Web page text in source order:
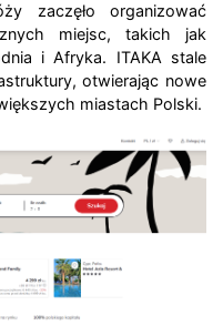
zaczęło organizować
miejsc, takich jak
i Afryka. ITAKA stale
otwierając nowe
miastach Polski.